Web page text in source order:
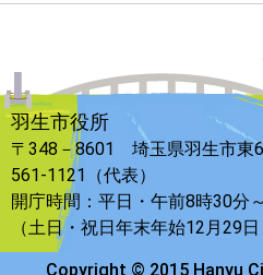
羽生市役所
〒348－8601 埼玉県羽生市
561-1121（代表）
開庁時間：平日・午前8時30分
（土日・祝日年末年始12月29
Copyright © 2015 Hanyu